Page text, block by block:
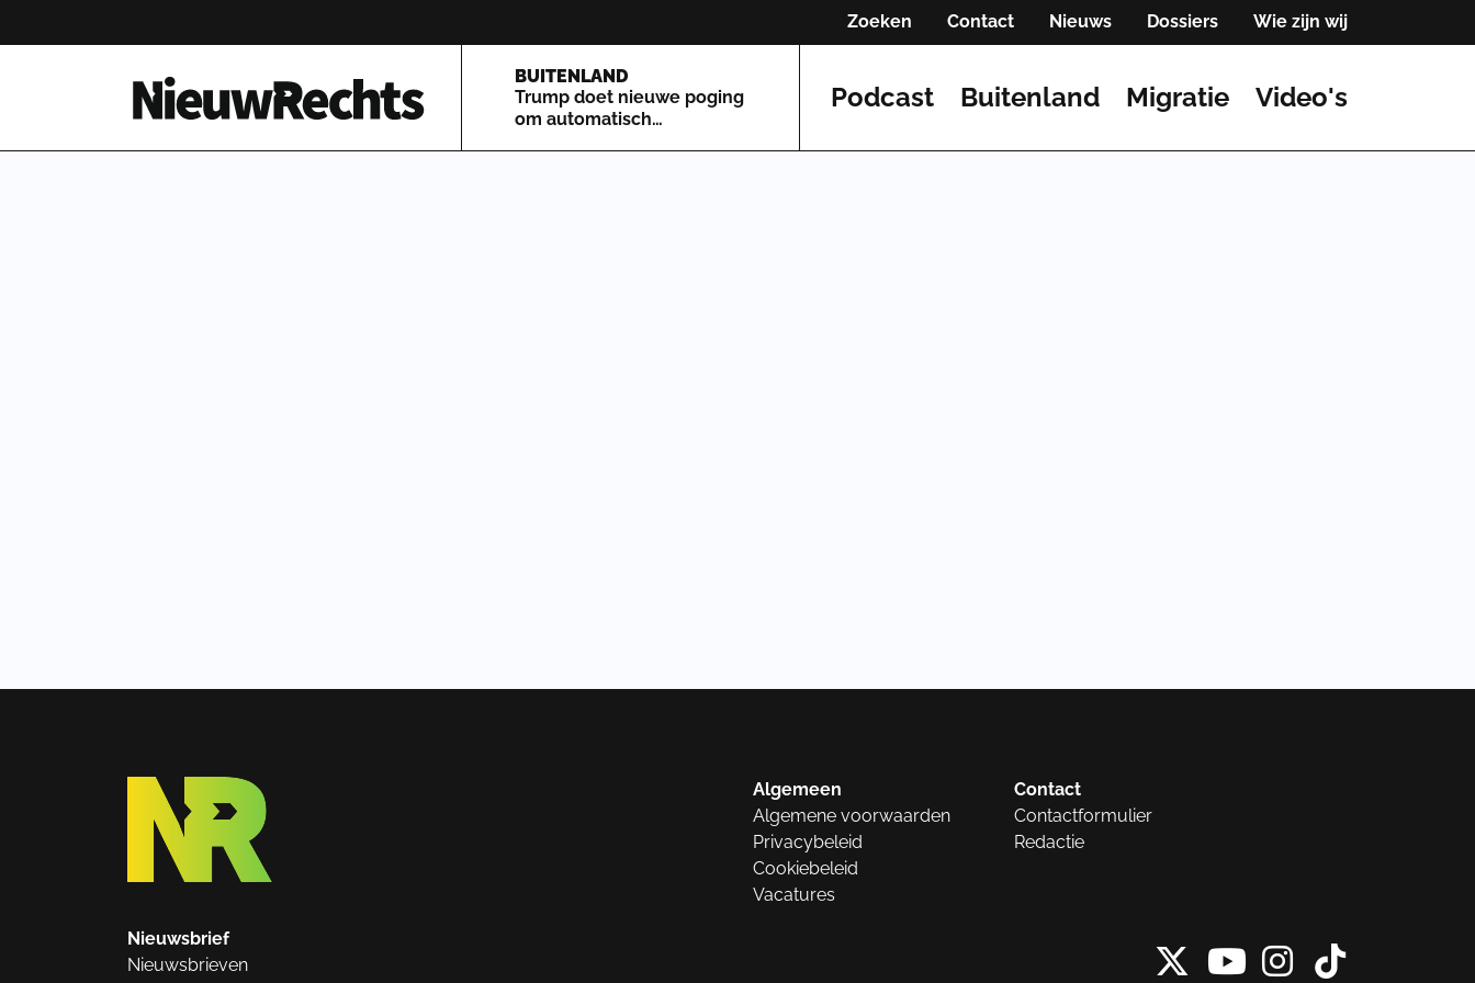
Zoeken Contact Nieuws Dossiers Wie zijn wij
Homepage van NieuwRechts
BUITENLAND
Trump doet nieuwe poging
om automatisch
Podcast Buitenland Migratie Video's
Algemeen
Algemene voorwaarden
Privacybeleid
Cookiebeleid
Vacatures
Contact
Contactformulier
Redactie
Nieuwsbrief
Nieuwsbrieven
X vanInstagram
Tiktok